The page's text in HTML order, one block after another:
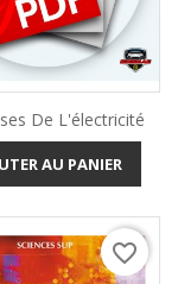
De L'électricité
AU PANIER
favorite_border